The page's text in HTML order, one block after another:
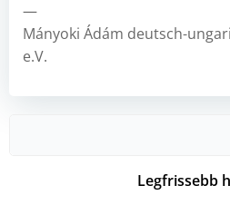
—
Mányoki Ádám deutsch-
e.V.
Legfrissebb